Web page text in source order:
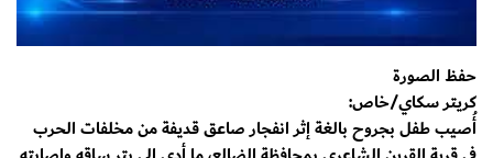
حفظ الصورة
كريتر سكاي/خاص:
أُصيب طفل بجروح بالغة إثر انفجار صاعق قديفة من مخلفات الحرب